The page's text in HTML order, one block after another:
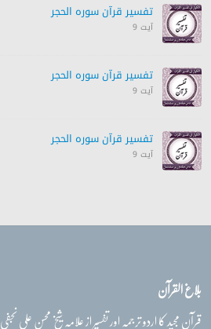
تفسیر قرآن سورہ ‎الحجر
آیت 9
تفسیر قرآن سورہ ‎الحجر
آیت 9
تفسیر قرآن سورہ ‎الحجر
آیت 9
بلاغ القرآن
قرآن مجید کا اردو ترجمہ اور تفسیر از علامہ شیخ محسن علی نجفی